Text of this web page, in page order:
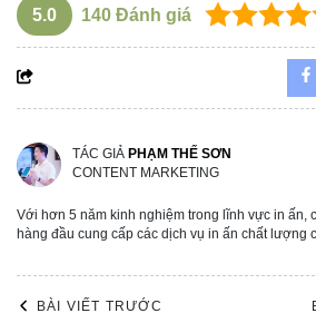
5.0 140 Đánh giá
TÁC GIẢ PHẠM THẾ SƠN
CONTENT MARKETING
Với hơn 5 năm kinh nghiệm trong lĩnh vực in ấn,
hàng đầu cung cấp các dịch vụ in ấn chất lượng
BÀI VIẾT TRƯỚC